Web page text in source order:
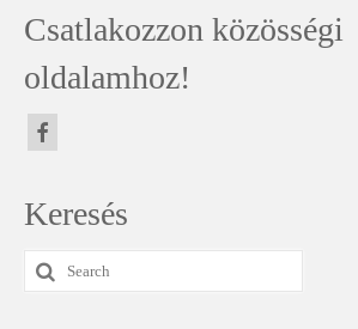
Csatlakozzon közösségi
oldalamhoz!
Keresés
Search
for: